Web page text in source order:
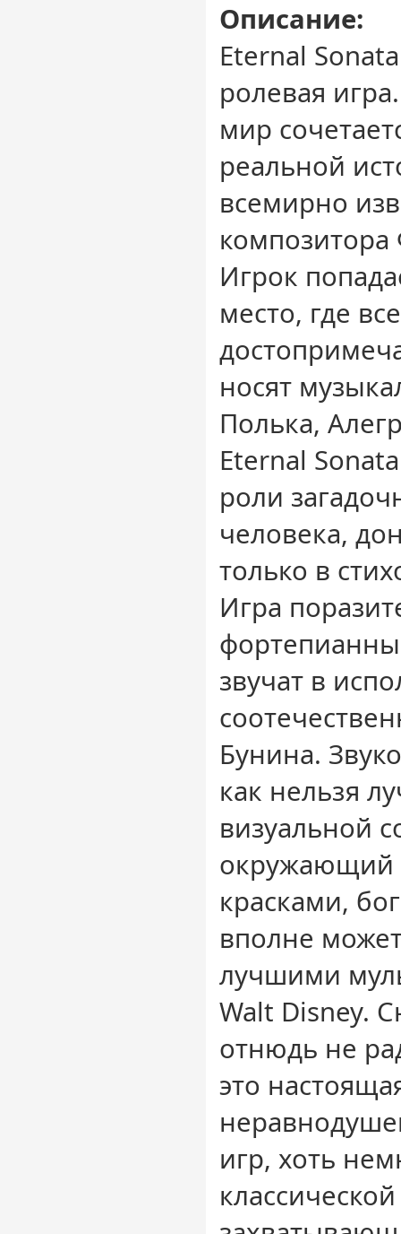
Описание:
Eternal
ролевая
мир
реальной
всемирно
Игрок
место, где все
носят
Полька,
Eternal
роли
человека,
только в
Игра
звучат в
Бунина.
как нельзя
визуальной
окружающий
красками,
вполне
лучшими
Walt Disney.
отнюдь не
это
игр, хоть